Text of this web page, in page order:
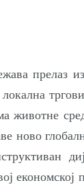
прелаз
локална
животне
ново